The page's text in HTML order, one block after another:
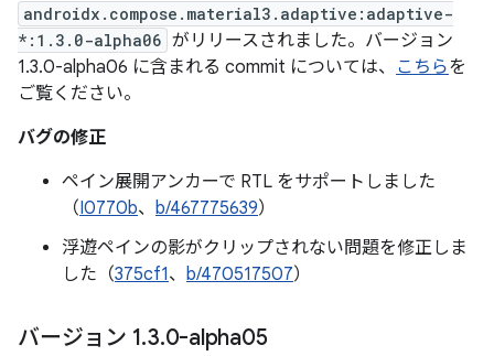
androidx.compose.material3.adaptive:adaptive-
*:1.3.0-alpha06 がリリースされました。バージョン
1.3.0-alpha06 に含まれる commit については、 こちらを
ご覧ください。
バグの修正
ペイン展開アンカーで RTL をサポートしました
（I0770b、 b/467775639）
浮遊ペインの影がクリップされない問題を修正しま
した（375cf1、 b/470517507）
バージョン 1.3.0-alpha05